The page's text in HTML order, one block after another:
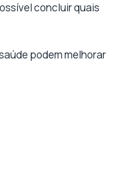
concluir quais
podem melhorar